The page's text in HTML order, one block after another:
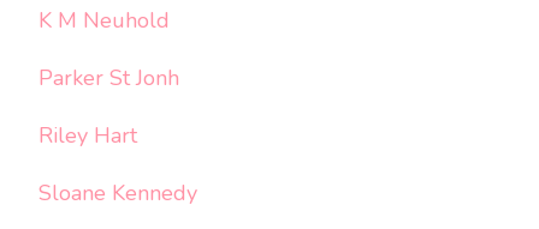
K M Neuhold
Parker St Jonh
Riley Hart
Sloane Kennedy